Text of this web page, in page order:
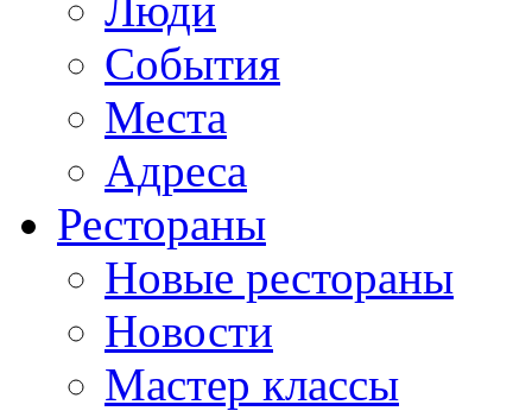
События
Места
Адреса
Рестораны
Новые рестораны
Новости
Мастер классы